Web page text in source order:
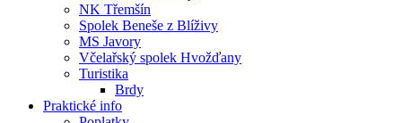
NK Třemšín
Spolek Beneše z Blíživy
MS Javory
Včelařský spolek Hvožďany
Turistika
Brdy
Praktické info